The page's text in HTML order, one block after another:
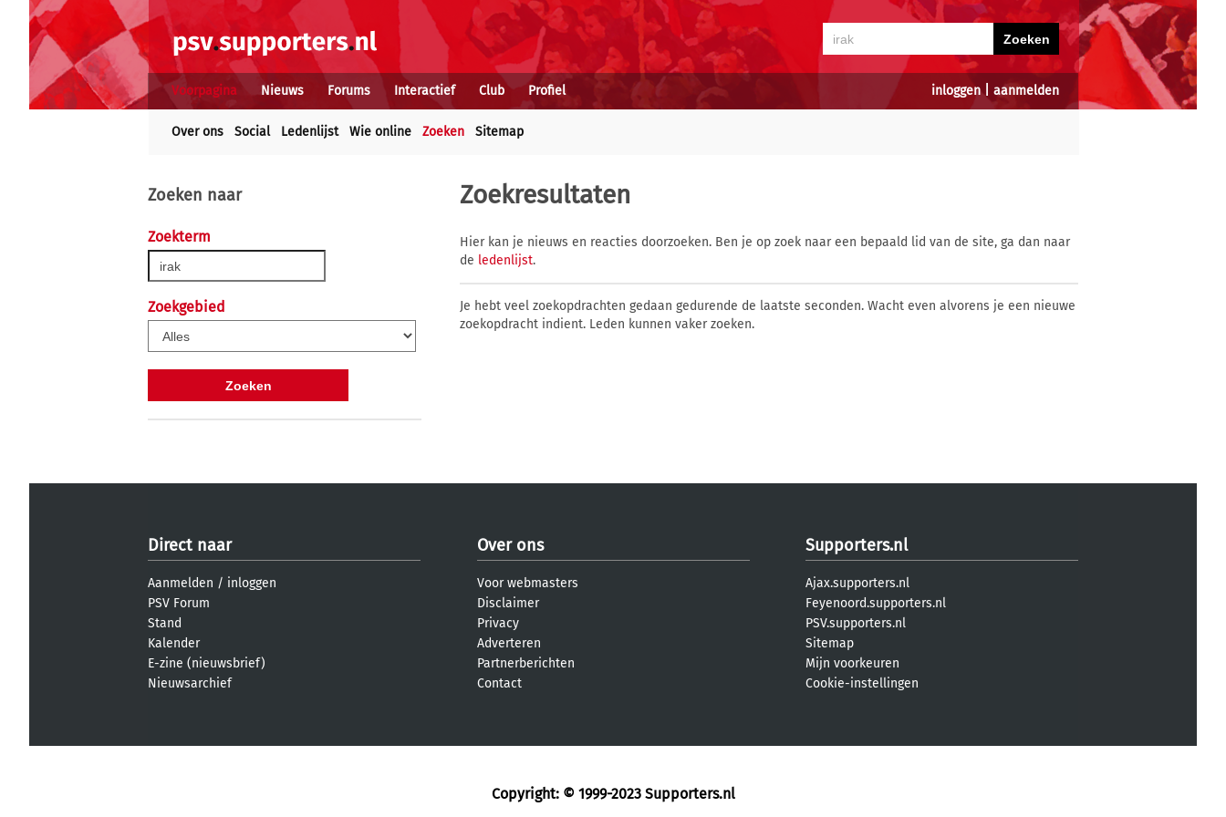
inloggen| aanmelden
Voorpagina Nieuws Forums Interactief Club Profiel
Over ons Social Ledenlijst Wie online Zoeken Sitemap
Zoeken naar
Zoekterm
Zoekgebied
Zoekresultaten
Hier kan je nieuws en reacties doorzoeken. Ben je op zoek naar een bepaald lid van de site, ga dan naar
de ledenlijst.
Je hebt veel zoekopdrachten gedaan gedurende de laatste seconden. Wacht even alvorens je een nieuwe
zoekopdracht indient. Leden kunnen vaker zoeken.
Direct naar
Aanmelden / inloggen
PSV Forum
Stand
Kalender
E-zine (nieuwsbrief)
Nieuwsarchief
Over ons
Voor webmasters
Disclaimer
Privacy
Adverteren
Partnerberichten
Contact
Supporters.nl
Ajax.supporters.nl
Feyenoord.supporters.nl
PSV.supporters.nl
Sitemap
Mijn voorkeuren
Cookie-instellingen
Copyright: © 1999-2023 Supporters.nl